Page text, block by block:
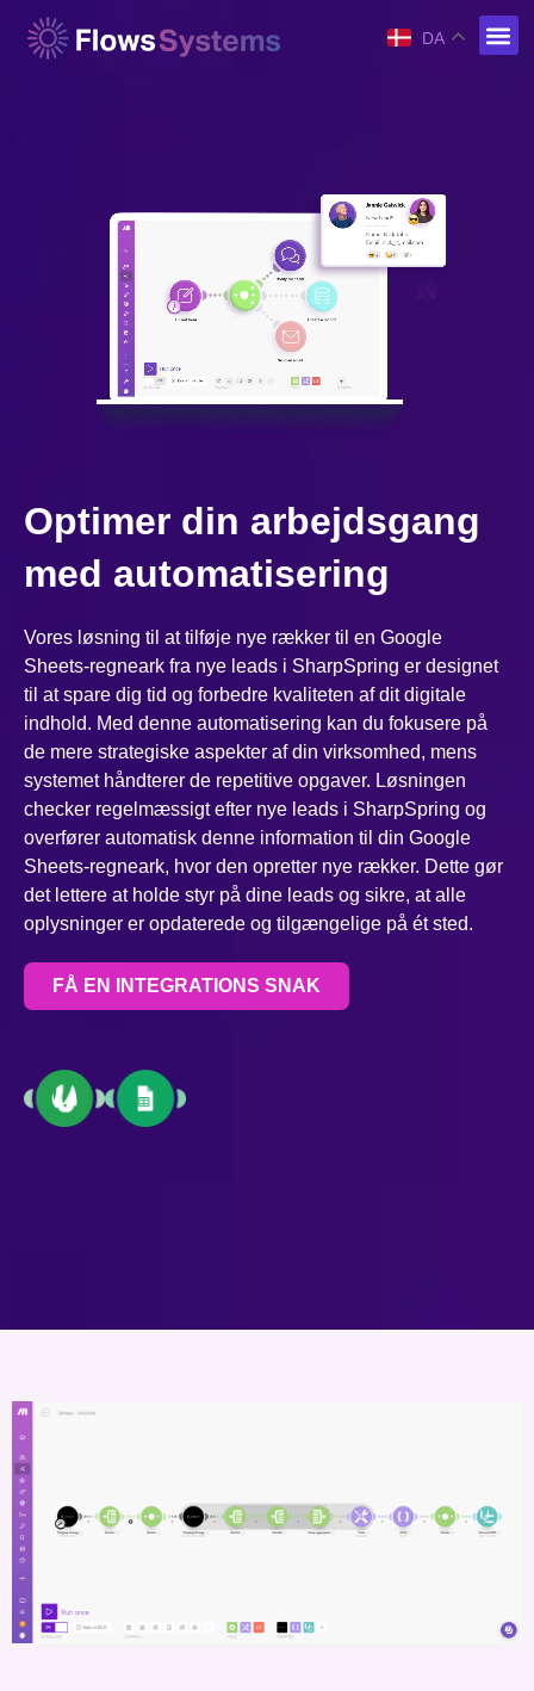
DA
Optimer din arbejdsgang
med automatisering
Vores løsning til at tilføje nye rækker til en Google
Sheets-regneark fra nye leads i SharpSpring er designet
til at spare dig tid og forbedre kvaliteten af dit digitale
indhold. Med denne automatisering kan du fokusere på
de mere strategiske aspekter af din virksomhed, mens
systemet håndterer de repetitive opgaver. Løsningen
checker regelmæssigt efter nye leads i SharpSpring og
overfører automatisk denne information til din Google
Sheets-regneark, hvor den opretter nye rækker. Dette gør
det lettere at holde styr på dine leads og sikre, at alle
oplysninger er opdaterede og tilgængelige på ét sted.
FÅ EN INTEGRATIONS SNAK